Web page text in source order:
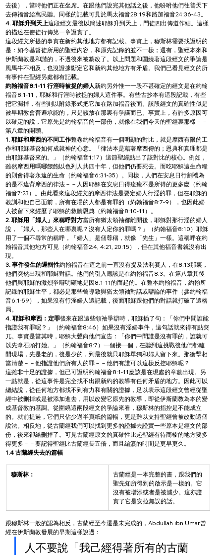
去後），當時他們正在坐席。在跟他們說完其他話之後，他吩咐他們往普天下
去傳福音給萬民聽。同樣的記載可見於馬太福音28:19和路加福音24:36-43。
4. 耶穌升到天上這段經文最後以簡述耶穌升到天上，門徒四出傳道作結。這樣
的描述在使徒行傳第一章證實了。
這段經文所提的事實在新約其他地方都有記載。事實上，穆斯林需要找證明的
是：如今基督徒所用的聖經內容，和原先記錄的並不一樣；還有，聖經本來和
伊斯蘭教是和諧的，不過後來被纂改了。以上問題和圍繞著這段經文的爭論是
風馬牛不相及，也沒證據斷定它和新約其他地方有矛盾。我們已看見經文的所
有事件在聖經另處都有記載。
約翰福音8:1-11 行淫時被捉的婦人新約另外惟一一段不甚確定的經文是在約翰
福音8:1-11，耶穌和行淫時被捉的婦人這件事。有些古抄本有這段記載，有些
把它漏掉，有些則以附錄形式把它加在路加福音後面。該段經文的真確性似是
被早期教會普遍承認的，只是該放在那裏有爭議而已。事實上，有許多原因可
以確定的說，它原先是約翰福音的一部份，就像在我們今天的聖經裏那樣－－
第八章的開頭。
1. 耶穌和摩西的不同工作整卷約翰福音有一個明顯的對比，就是摩西有限的工
作和耶穌基督如何成就神的心意。「律法本是藉著摩西傳的；恩典和真理都是
由耶穌基督來的。」（約翰福音1:17）這節聖經點出了該對比的核心。例如，
雖然摩西用嗎哪餵飽以色列人共四十年，但他們仍要死去。而吃耶穌這生命糧
的則會得著永遠的生命（約翰福音6:31-35）。同樣，人們在安息日行割禮為
的是不違背摩西的律法－－人因耶穌在安息日得痊癒不是所得的更多麼（約翰
福音7:23）。由此看來這段經文的摩西律法是要定婦人行淫的罪，但在耶穌的
教訓和他自己面前，所有在場的人都是有罪的（約翰福音8:7-9），也因此婦
人被留下來經歷了耶穌的救贖恩典（約翰福音8:10-11）。
2. 耶穌用「婦人」來稱呼對方當所有猶太領袖都離開後，耶穌對那行淫的婦人
說，「婦人，那些人在哪裏呢？沒有人定你的罪嗎？」（約翰福音8:10）耶穌
用了一個不尋常的稱呼，「婦人」是個尊稱，就像「先生」一樣。這稱呼在約
翰福音其他地方可見（約翰福音2:4, 4:21, 20:15），但在其他福音書就沒有出
現。
3. 事件發生的邏輯性約翰福音在這之前一直沒有提及法利賽人，在8:13那裏，
他們突然出現和耶穌對話。他們的引入應該是在約翰福音8:3。在第八章其後
他們與耶穌的激烈爭辯明顯地是因8:1-11的而起的。在整本約翰福音，約翰所
記錄的耶穌生平，都必是那些曾導致與猶太領袖對話或辯論的事件（參約翰福
音6:1-59），如果沒有行淫婦人這記載，後面耶穌跟他們的對話就打破了這格
局。
4. 耶穌和摩西：定罪後來在跟這些領袖爭辯時，耶穌插了句：「你們中間誰能
指證我有罪呢？」（約翰福音8:46）如果沒有淫婦事件，這句話就來得有點突
兀。事實是當其時，耶穌大聲向他們宣告：「你們中間誰是沒有罪的，誰就可
以先拿石頭打她。」（約翰福音8:7）一個接一個，在聽到這挑戰後他們都離
開現場，先是老的，後是少的，到最後就只耶穌單獨和婦人留下來。那衝擊相
當清楚－－他指證他們所有人的罪－－他們有誰可以這樣反控耶穌呢？
這雖非十足的證據，但已可證明約翰福音8:1-11應該是在現處的章數出現。另
一點就是，從這事件是完全找不出跟新約的教導有任何矛盾的地方。因此可以
總結說，從任何地方都找不到有力和有關的證據，足以表示這段經文曾經從聖
經中被刪掉或是被添加進去，用以改變它原先的教導，即從伊斯蘭教為本的變
成基督教的基調。從圍繞這兩段經文的爭論來看，穆斯林的指控是不能成立
的。就前提過，它們只佔少過半頁紙的篇幅，更是難以支持聖經曾被改動這個
說法。相反地，從古蘭經我們可以找到更多的證據去證實一些原本是經文的部
份，後來卻給刪掉了。可見古蘭經原文的真確性比起聖經有待商榷的地方要多
得更多－－要記得聖經比古蘭經長五倍，而且編纂的時間是更早更久。
1.4 古蘭經失去的篇幅
穆斯林：
古蘭經是一本完整的書，跟我們的
聖先知所得到的啟示是一樣的。它
沒有被增添或者是被減少。這亦證
實了它是安拉無誤的話。
跟穆斯林一般的認為相反，古蘭經至今還是未完成的，Abdullah ibn Umar曾
經在伊斯蘭教發展的早期這樣說過：
人不要說「我己經得著所有的古蘭